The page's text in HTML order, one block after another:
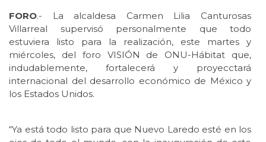
FORO.- La alcaldesa Carmen Lilia Canturosas
Villarreal supervisó personalmente que todo
estuviera listo para la realización, este martes y
miércoles, del foro VISIÓN de ONU-Hábitat que,
indudablemente, fortalecerá y proyecctará
internacional del desarrollo económico de México y
los Estados Unidos.
“Ya está todo listo para que Nuevo Laredo esté en los